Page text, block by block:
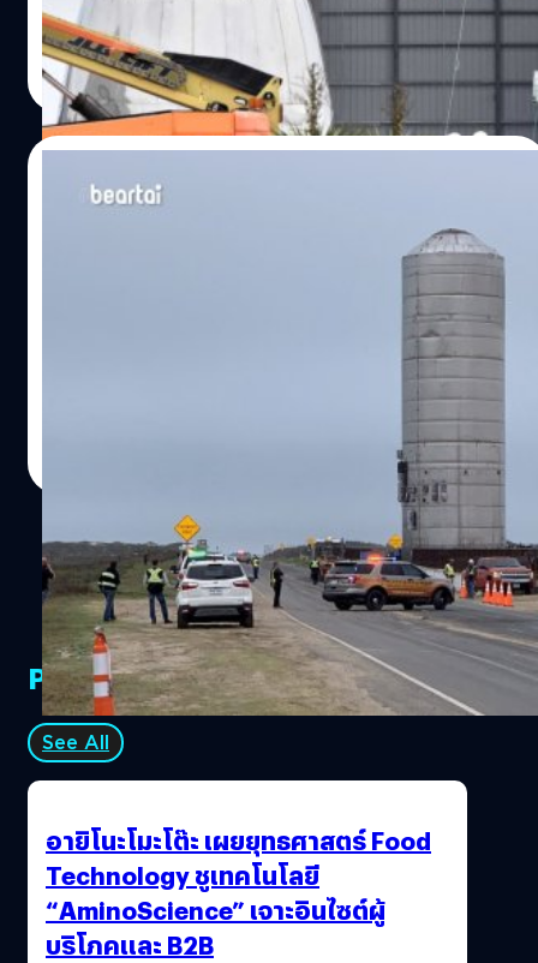
ได้ในพื้นที่ Michelle Easter วิศวกรเครื่องกลในโพรเจกต์นี้
กล่าวว่าเรามีศักยภาพในการช่วยชีวิตมนุษย์ ผู้คนที่เราอาจ
รู้จัก เพื่อนบ้านของเรา ครอบครัวของเรา และความเอาจริงเอา
จังในการสร้างนั้นช่างเป็นสิ่งที่น่าอัศจรรย์ ขั้นตอนต่อไป
NASA กำลังขอการอนุมัติจากสำนักงานคณะกรรมการอาหาร
และยาสหรัฐฯ (FDA) ซึ่งการอนุมัติอุปกรณ์การใช้งานฉุกเฉิน
จะมีกระบวนการที่รวดเร็วสำหรับสถานการณ์ช่วงวิกฤติ ที่มา :
ทั้งนี้ SpaceX ได้สร้างต้นแบบไว้หลายรุ่นตั้งแต่ SN1 แล้วมีการ
ปรับปรุงเล็กน้อยไปจนถึงประมาณ SN20 เพื่อให้ได้ Starship
V1.0 ที่สมบูรณ์ Starship SN1 ได้ถูกทดสอบเมื่อ 28
กุมภาพันธ์ซึ่งล้มเหลวโดยระเบิดในระหว่างทดสอบแรงดัน
ไนโตรเจนเหลว ต่อมา Starship SN2 ได้ถูกทดสอบเมื่อ 8
มีนาคมซึ่งสามารถผ่านการทดสอบแรงดันที่อุณหภูมิต่ำและ
แรงขับของเครื่องยนต์ได้ และสุดท้าย Starship SN3 ได้ถูก
ทดสอบเมื่อ 3 เมษายนซึ่งล้มเหลวโดยพังลงมาในระหว่างการ
ทดสอบแรงดัน ไม่ต้องห่วงว่าระหว่างที่ COVID-19 กำลังแพร่
ระบาดจะทำให้การทดสอบ Starship SN4 ล่าช้าลง เพราะ
แม้ว่าธุรกิจจำนวนมากในเท็กซัสถูกปิดตัวลง แต่ SapceX ก็ยัง
คงยุ่งอยู่กับการพัฒนาต้นแบบ Starship รุ่นต่าง ๆ ในโรงงานที่
Boca Chica Youtube ช่อง NASASpaceflight ได้นำเสนอ
คลิปวิดีโอจากเว็บแคมให้เห็นต้นแบบ Starship SN4 กำลังถูก
ซ้อนต่อกันอยู่ในอาคารประกอบยานของบริษัท…
ศิลา วงศ์เจริญ| 2307 days ago
Read More
ต้นแบบ Starship SN1 ของ SpaceX ระเบิดใน
ระหว่างทดสอบแรงดันไนโตรเจนเหลว
Starship SN1 เป็นต้นแบบของยานอวกาศ Starship ที่ใช้คู่กับ
จรวด Super Heavy ที่มีขนาดใหญ่ สำหรับปล่อยตัวในแนวตั้ง
แล้วกลับมาลงจอดในแนวตั้งเพื่อใช้ใหม่ได้ ซึ่งถูกออกแบบมา
สำหรับภารกิจบินสู่ดวงจันทร์และดาวอังคาร เมื่อคืนวันศุกร์ที่
28 กุมภาพันธ์ SpaceX ได้ทดสอบ Starship SN1 ซึ่งภาพวิดีโอ
ได้แสดงการระเบิดในระหว่างทดสอบแรงดันไนโตรเจนเหลวที่
โรงงาน Boca Chica ในเท็กซัส การระเบิดเกิดจากบางส่วนของ
ยานล้มเหลวในระหว่างทดสอบแรงดันไนโตรเจนเหลวหลังจาก
ได้บรรจุไนโตรเจนเหลวเข้าไปเก็บไว้ในถังหนึ่ง
https://youtu.be/sYeVnGL7fgw 20 พฤศจิกายน SpaceX
ได้ทดสอบต้นแบบขนาดเต็มของ Starship รุ่นก่อนหน้านี้ที่ชื่อ
ว่า Mk1 ซึ่งในระหว่างที่ทดสอบแรงดันไนโตรเจนเหลวที่
โรงงาน Boca Chica ในเท็กซัส ส่วนยอดของ Mk1 ได้ปะทุปลิว
ขึ้นไป SN1 เป็นหนึ่งในชุดต้นแบบของ Starship ที่มีไว้ทดสอบ
เพื่อปรับแต่งระบบการทำงานให้สมบูรณ์ ซึ่ง SpaceX ได้สร้าง
ต้นแบบไว้หลายรุ่นตั้งแต่ SN1 แล้วมีการปรับปรุงเล็กน้อยไป
จนถึงประมาณ SN20 เพื่อให้ได้ Starship V1.0 ที่สมบูรณ์ และ
เมื่อปลายสัปดาห์ที่แล้วต้นแบบ SN2 ได้ถูกนำมาวางเตรียม
พร้อมทดสอบแล้วในขณะที่ซาก SN1…
PR Partners
See All
อายิโนะโมะโต๊ะ เผยยุทธศาสตร์ Food
Technology ชูเทคโนโลยี
“AminoScience” เจาะอินไซต์ผู้
บริโภคและ B2B